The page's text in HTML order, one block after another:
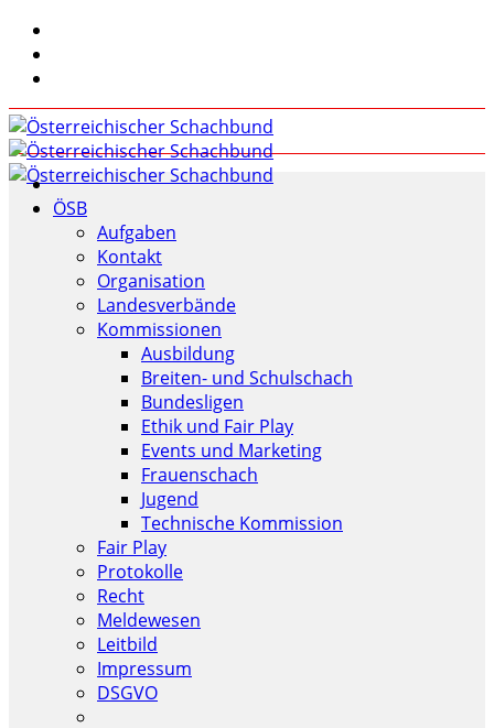
ÖSB
Aufgaben
Kontakt
Organisation
Landesverbände
Kommissionen
Ausbildung
Breiten- und Schulschach
Bundesligen
Ethik und Fair Play
Events und Marketing
Frauenschach
Jugend
Technische Kommission
Fair Play
Protokolle
Recht
Meldewesen
Leitbild
Impressum
DSGVO